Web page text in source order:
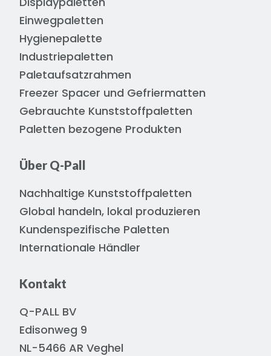
Einwegpaletten
Hygienepalette
Industriepaletten
Paletaufsatzrahmen
Freezer Spacer und Gefriermatten
Gebrauchte Kunststoffpaletten
Paletten bezogene Produkten
Über Q-Pall
Nachhaltige Kunststoffpaletten
Global handeln, lokal produzieren
Kundenspezifische Paletten
Internationale Händler
Kontakt
Q-PALL BV
Edisonweg 9
NL-5466 AR Veghel